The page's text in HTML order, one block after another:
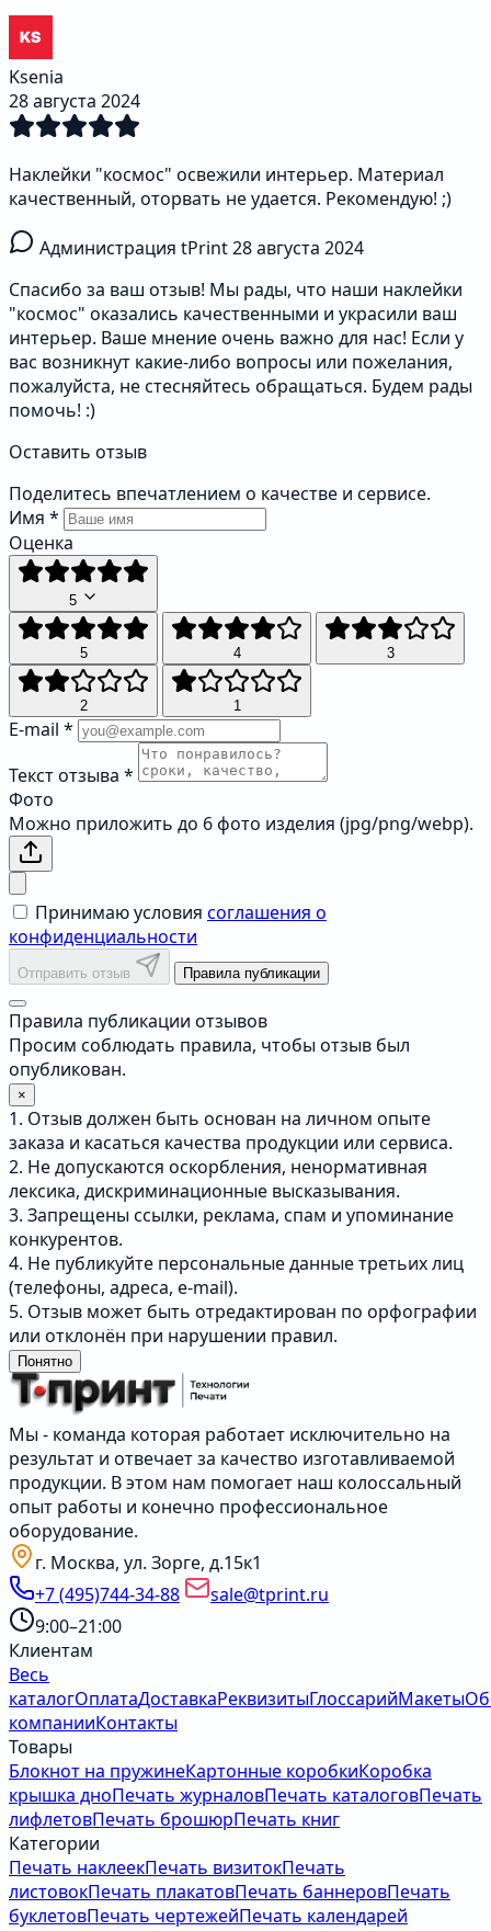
Ksenia
28 августа 2024
Наклейки "космос" освежили интерьер. Материал
качественный, оторвать не удается. Рекомендую! ;)
Администрация tPrint28 августа 2024
Спасибо за ваш отзыв! Мы рады, что наши наклейки
"космос" оказались качественными и украсили ваш
интерьер. Ваше мнение очень важно для нас! Если у
вас возникнут какие-либо вопросы или пожелания,
пожалуйста, не стесняйтесь обращаться. Будем рады
помочь! :)
Оставить отзыв
Поделитесь впечатлением о качестве и сервисе.
Имя *
Оценка
5
5 4 3
2 1
E-mail *
Текст отзыва *
Фото
Можно приложить до 6 фото изделия (jpg/png/webp).
Принимаю условия соглашения о
конфиденциальности
Отправить отзыв Правила публикации
Правила публикации отзывов
Просим соблюдать правила, чтобы отзыв был
опубликован.
×
1. Отзыв должен быть основан на личном опыте
заказа и касаться качества продукции или сервиса.
2. Не допускаются оскорбления, ненормативная
лексика, дискриминационные высказывания.
3. Запрещены ссылки, реклама, спам и упоминание
конкурентов.
4. Не публикуйте персональные данные третьих лиц
(телефоны, адреса, e-mail).
5. Отзыв может быть отредактирован по орфографии
или отклонён при нарушении правил.
Понятно
Мы - команда которая работает исключительно на
результат и отвечает за качество изготавливаемой
продукции. В этом нам помогает наш колоссальный
опыт работы и конечно профессиональное
оборудование.
г. Москва, ул. Зорге, д.15к1
+7 (495)744-34-88
sale@tprint.ru
9:00–21:00
Клиентам
Весь
каталогОплатаДоставкаРеквизитыГлоссарийМакеты
компанииКонтакты
Товары
Блокнот на пружинеКартонные коробкиКоробка
крышка дноПечать журналовПечать каталоговПечать
лифлетовПечать брошюрПечать книг
Категории
Печать наклеекПечать визитокПечать
листовокПечать плакатовПечать баннеровПечать
буклетовПечать чертежейПечать календарей